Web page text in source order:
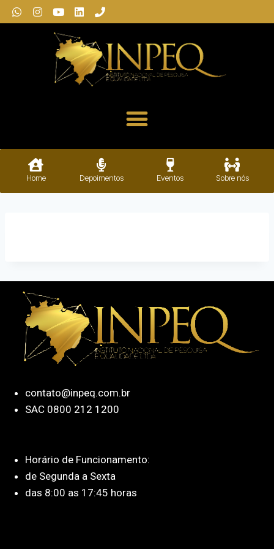
Home Depoimentos Eventos Sobre nós
contato@inpeq.com.br
SAC 0800 212 1200
Horário de Funcionamento:
de Segunda a Sexta
das 8:00 as 17:45 horas